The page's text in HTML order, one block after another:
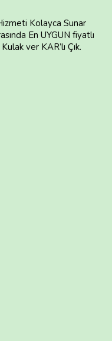
Kolayca Sunar
En UYGUN fiyatlı
ver KAR’lı Çık.